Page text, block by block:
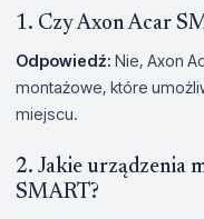
1. Czy Axon Acar
Odpowiedź: Nie, Axon
montażowe, które
miejscu.
2. Jakie urządzenia
SMART?